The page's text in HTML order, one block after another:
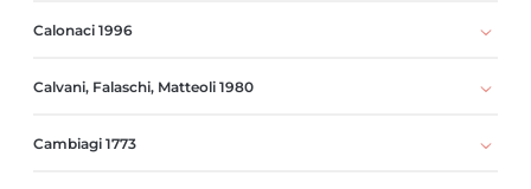
Calonaci 1996
Calvani, Falaschi, Matteoli 1980
Cambiagi 1773